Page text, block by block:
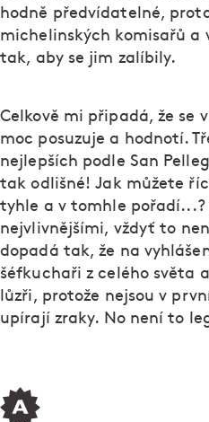
hodně předvídatelné,
michelinských komisařů a
tak, aby se jim zalíbily.
Celkově mi připadá, že se
moc posuzuje a hodnotí.
nejlepších podle San
tak odlišné! Jak můžete
tyhle a v tomhle pořadí...?
nejvlivnějšími, vždyť to
dopadá tak, že na
šéfkuchaři z celého světa
lůzři, protože nejsou v
upírají zraky. No není to